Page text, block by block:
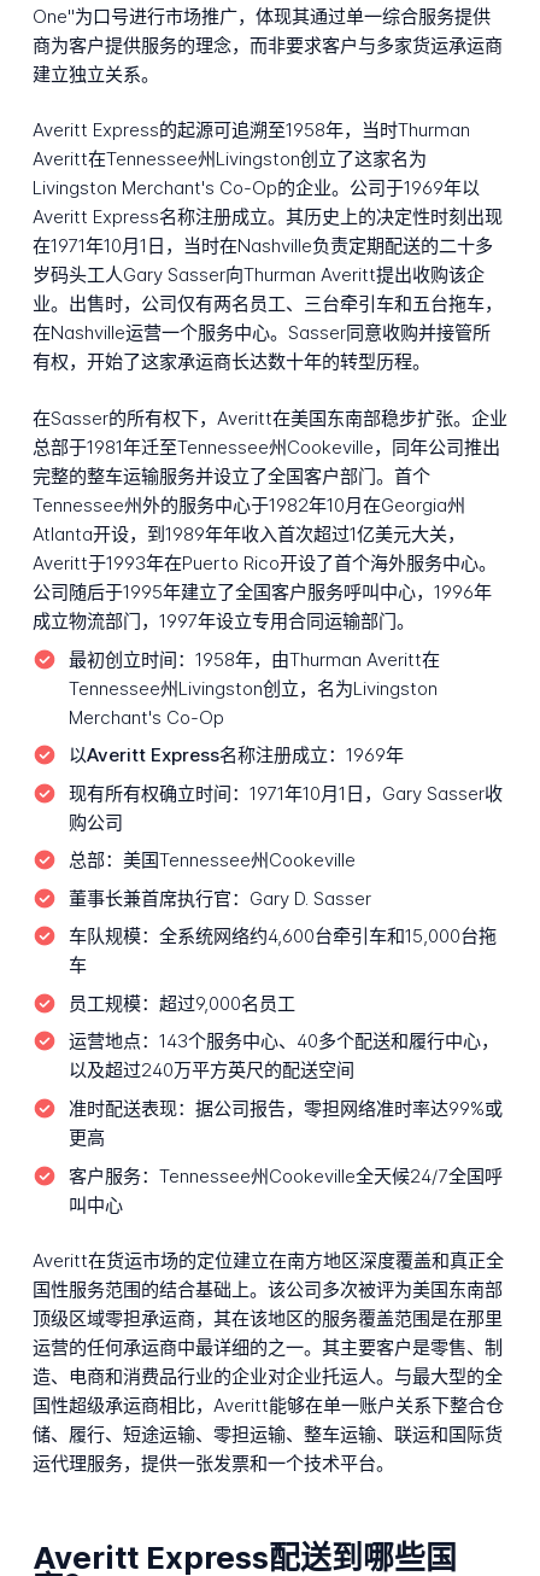
One"为口号进行市场推广，体现其通过单一综合服务提供
商为客户提供服务的理念，而非要求客户与多家货运承运商
建立独立关系。
Averitt Express的起源可追溯至1958年，当时Thurman
Averitt在Tennessee州Livingston创立了这家名为
Livingston Merchant's Co-Op的企业。公司于1969年以
Averitt Express名称注册成立。其历史上的决定性时刻出现
在1971年10月1日，当时在Nashville负责定期配送的二十多
岁码头工人Gary Sasser向Thurman Averitt提出收购该企
业。出售时，公司仅有两名员工、三台牵引车和五台拖车，
在Nashville运营一个服务中心。Sasser同意收购并接管所
有权，开始了这家承运商长达数十年的转型历程。
在Sasser的所有权下，Averitt在美国东南部稳步扩张。企业
总部于1981年迁至Tennessee州Cookeville，同年公司推出
完整的整车运输服务并设立了全国客户部门。首个
Tennessee州外的服务中心于1982年10月在Georgia州
Atlanta开设，到1989年年收入首次超过1亿美元大关，
Averitt于1993年在Puerto Rico开设了首个海外服务中心。
公司随后于1995年建立了全国客户服务呼叫中心，1996年
成立物流部门，1997年设立专用合同运输部门。
最初创立时间： 1958年，由Thurman Averitt在
Tennessee州Livingston创立，名为Livingston
Merchant's Co-Op
以Averitt Express名称注册成立： 1969年
现有所有权确立时间： 1971年10月1日，Gary Sasser收
购公司
总部： 美国Tennessee州Cookeville
董事长兼首席执行官： Gary D. Sasser
车队规模： 全系统网络约4,600台牵引车和15,000台拖
车
员工规模： 超过9,000名员工
运营地点： 143个服务中心、40多个配送和履行中心，
以及超过240万平方英尺的配送空间
准时配送表现： 据公司报告，零担网络准时率达99%或
更高
客户服务： Tennessee州Cookeville全天候24/7全国呼
叫中心
Averitt在货运市场的定位建立在南方地区深度覆盖和真正全
国性服务范围的结合基础上。该公司多次被评为美国东南部
顶级区域零担承运商，其在该地区的服务覆盖范围是在那里
运营的任何承运商中最详细的之一。其主要客户是零售、制
造、电商和消费品行业的企业对企业托运人。与最大型的全
国性超级承运商相比，Averitt能够在单一账户关系下整合仓
储、履行、短途运输、零担运输、整车运输、联运和国际货
运代理服务，提供一张发票和一个技术平台。
Averitt Express配送到哪些国